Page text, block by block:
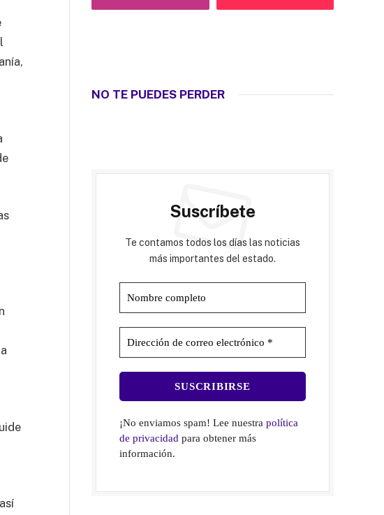
NO TE PUEDES PERDER
Suscríbete
Te contamos todos los días las noticias
más importantes del estado.
¡No enviamos spam! Lee nuestrapolítica
de privacidad para obtener más
información.